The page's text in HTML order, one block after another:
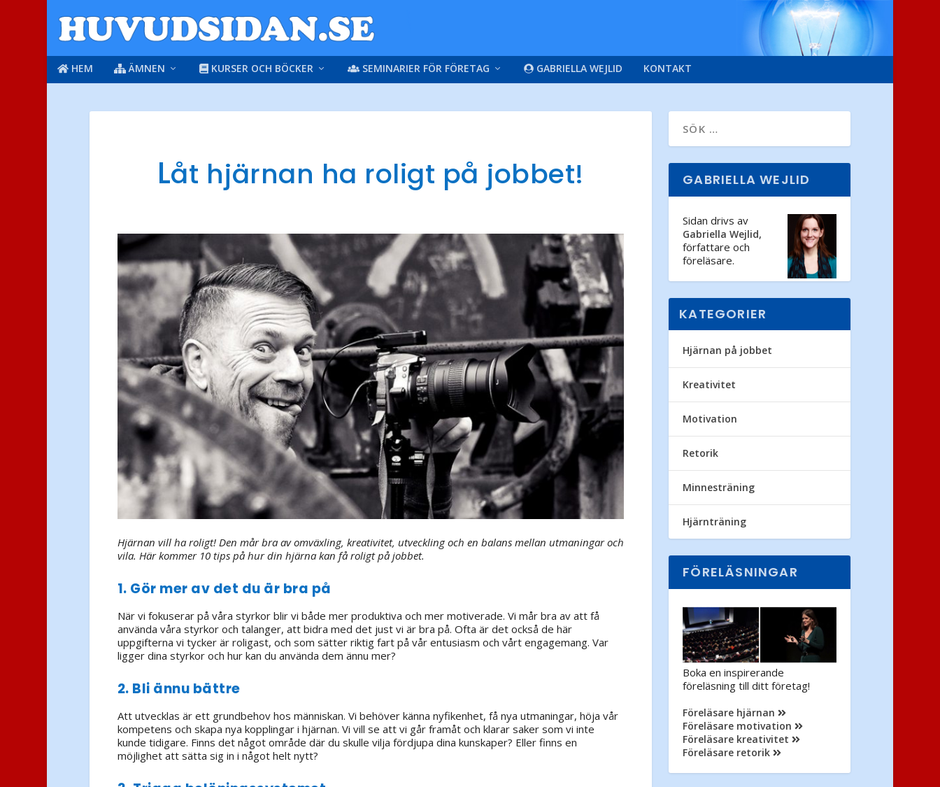
HEM ÄMNEN KURSER OCH BÖCKER SEMINARIER FÖR FÖRETAG GABRIELLA WEJLID KONTAKT
Låt hjärnan ha roligt på jobbet!
Hjärnan vill ha roligt! Den mår bra av omväxling, kreativitet, utveckling och en balans mellan utmaningar och
vila. Här kommer 10 tips på hur din hjärna kan få roligt på jobbet.
1. Gör mer av det du är bra på
När vi fokuserar på våra styrkor blir vi både mer produktiva och mer motiverade. Vi mår bra av att få
använda våra styrkor och talanger, att bidra med det just vi är bra på. Ofta är det också de här
uppgifterna vi tycker är roligast, och som sätter riktig fart på vår entusiasm och vårt engagemang. Var
ligger dina styrkor och hur kan du använda dem ännu mer?
2. Bli ännu bättre
Att utvecklas är ett grundbehov hos människan. Vi behöver känna nyfikenhet, få nya utmaningar, höja vår
kompetens och skapa nya kopplingar i hjärnan. Vi vill se att vi går framåt och klarar saker som vi inte
kunde tidigare. Finns det något område där du skulle vilja fördjupa dina kunskaper? Eller finns en
möjlighet att sätta sig in i något helt nytt?
GABRIELLA WEJLID
Sidan drivs av
Gabriella Wejlid,
författare och
föreläsare.
KATEGORIER
Hjärnan på jobbet
Kreativitet
Motivation
Retorik
Minnesträning
Hjärnträning
FÖRELÄSNINGAR
Boka en inspirerande
föreläsning till ditt företag!
Föreläsare hjärnan
Föreläsare motivation
Föreläsare kreativitet
Föreläsare retorik